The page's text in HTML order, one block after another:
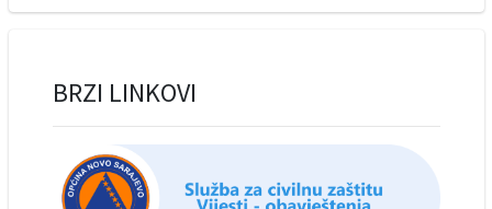
BRZI LINKOVI